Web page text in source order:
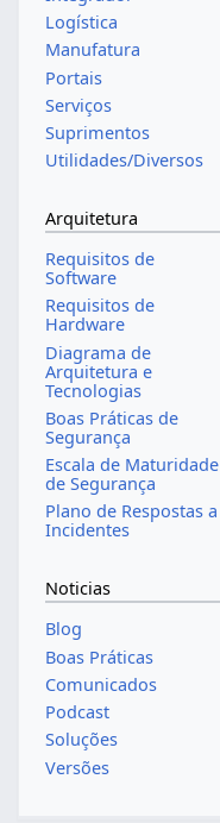
Logística
Manufatura
Portais
Serviços
Suprimentos
Utilidades/Diversos
Arquitetura
Requisitos de
Software
Requisitos de
Hardware
Diagrama de
Arquitetura e
Tecnologias
Boas Práticas de
Segurança
Escala de Maturidade
de Segurança
Plano de Respostas a
Incidentes
Noticias
Blog
Boas Práticas
Comunicados
Podcast
Soluções
Versões